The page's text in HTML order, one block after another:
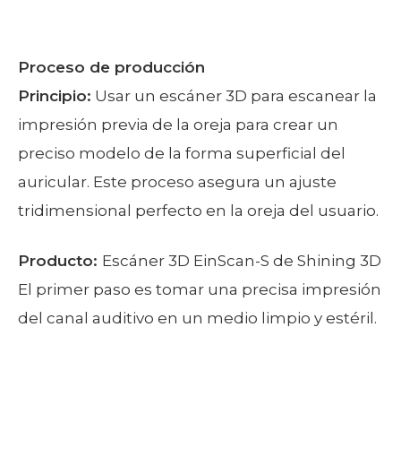
Proceso de producción
Principio: Usar un escáner 3D para escanear la
impresión previa de la oreja para crear un
preciso modelo de la forma superficial del
auricular. Este proceso asegura un ajuste
tridimensional perfecto en la oreja del usuario.
Producto: Escáner 3D EinScan-S de Shining 3D
El primer paso es tomar una precisa impresión
del canal auditivo en un medio limpio y estéril.